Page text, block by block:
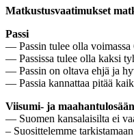
Matkustusvaatimukset
Passi
— Passin tulee olla voimassa
— Passissa tulee olla kaksi
— Passin on oltava ehjä ja
— Passia kannattaa pitää
Viisumi- ja
— Suomen kansalaisilta ei
– Suosittelemme